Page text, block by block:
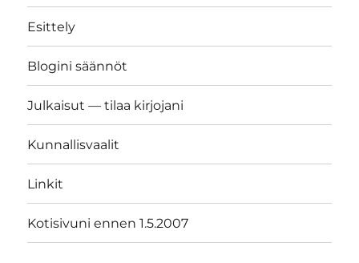
Esittely
Blogini säännöt
Julkaisut — tilaa kirjojani
Kunnallisvaalit
Linkit
Kotisivuni ennen 1.5.2007